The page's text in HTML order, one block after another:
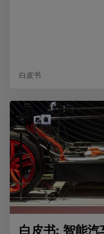
白皮书
白皮书: 智能